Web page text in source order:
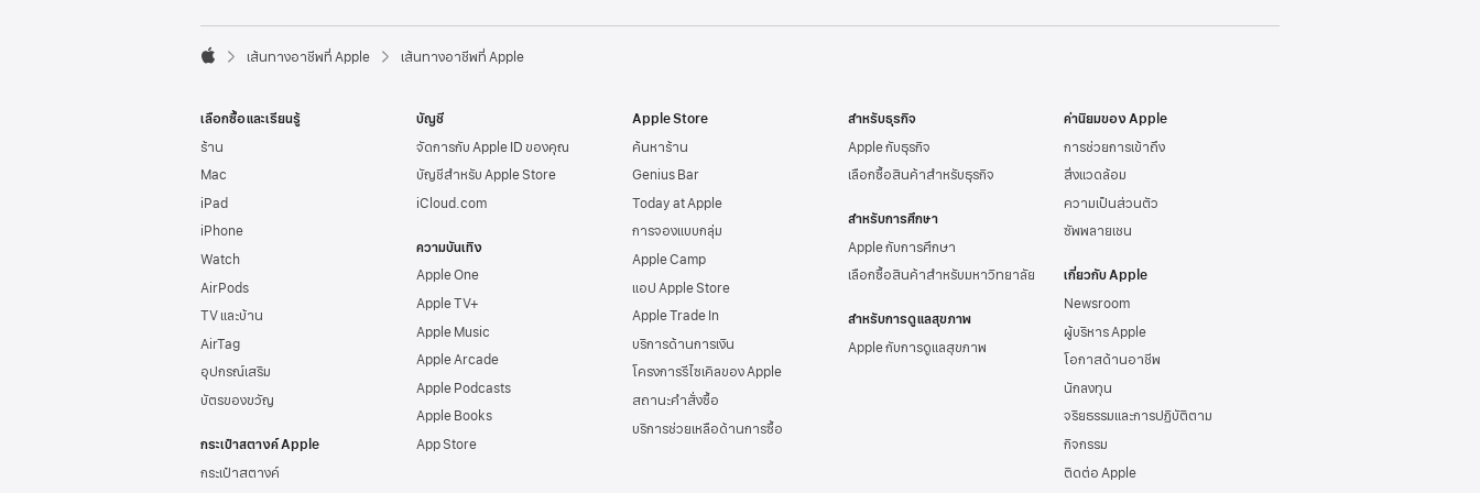
e
o
e
r

p
l
e
เส้นทางอาชีพที่ Apple เส้นทางอาชีพที่ Apple
เลือกซื้อและเรียนรู้
ร้าน
Mac
iPad
iPhone
Watch
AirPods
TV และบ้าน
AirTag
อุปกรณ์เสริม
บัตรของขวัญ
กระเป๋าสตางค์ Apple
กระเป๋าสตางค์
บัญชี
จัดการกับ Apple IDของคุณ
บัญชีสำหรับ Apple Store
iCloud.com
ความบันเทิง
Apple One
Apple TV+
Apple Music
Apple Arcade
Apple Podcasts
Apple Books
App Store
Apple Store
ค้นหาร้าน
Genius Bar
Today at Apple
การจองแบบกลุ่ม
Apple Camp
แอป Apple Store
Apple Trade In
บริการด้านการเงิน
โครงการรีไซเคิลของ Apple
สถานะคำสั่งซื้อ
บริการช่วยเหลือด้านการซื้อ
สำหรับธุรกิจ
Apple กับธุรกิจ
เลือกซื้อสินค้าสำหรับธุรกิจ
สำหรับการศึกษา
Apple กับการศึกษา
เลือกซื้อสินค้าสำหรับมหาวิทยาลัย
สำหรับการดูแลสุขภาพ
Apple กับการดูแลสุขภาพ
ค่านิยมของ Apple
การช่วยการเข้าถึง
สิ่งแวดล้อม
ความเป็นส่วนตัว
ซัพพลายเชน
เกี่ยวกับ Apple
Newsroom
ผู้บริหาร Apple
โอกาสด้านอาชีพ
นักลงทุน
จริยธรรมและการปฏิบัติตาม
กิจกรรม
ติดต่อ Apple